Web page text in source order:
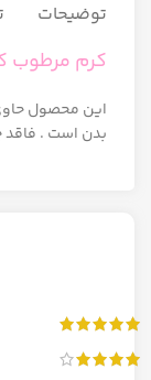
توضیحات
کرم مرطوب
بدن است .